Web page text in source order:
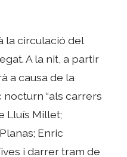
la circulació del
A la nit, a partir
a causa de la
“als carrers
Lluís Millet;
Enric
i darrer tram de